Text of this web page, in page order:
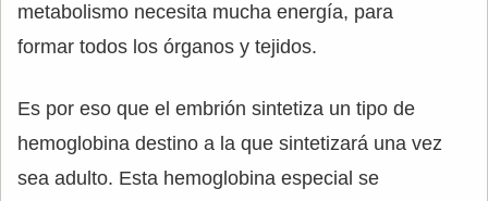
metabolismo necesita mucha energía, para
formar todos los órganos y tejidos.
Es por eso que el embrión sintetiza un tipo de
hemoglobina destino a la que sintetizará una vez
sea adulto. Esta hemoglobina especial se